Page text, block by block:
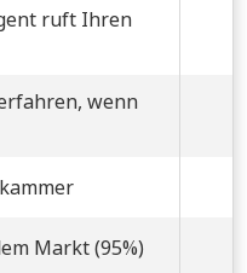
ruft Ihren
wenn
Markt (95%)